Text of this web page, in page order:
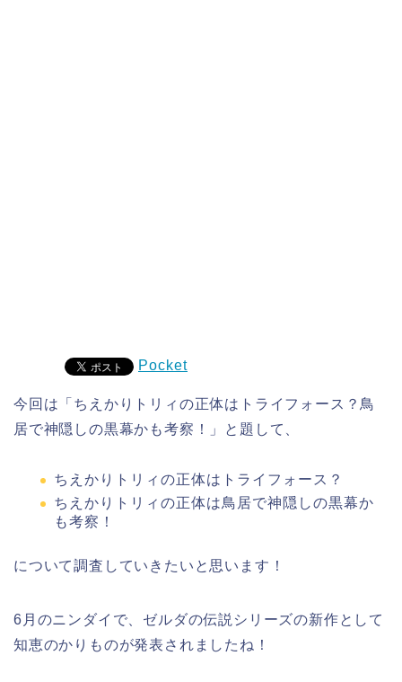
Pocket
今回は「ちえかりトリィの正体はトライフォース？鳥
居で神隠しの黒幕かも考察！」と題して、
ちえかりトリィの正体はトライフォース？
ちえかりトリィの正体は鳥居で神隠しの黒幕か
も考察！
について調査していきたいと思います！
6月のニンダイで、ゼルダの伝説シリーズの新作として
知恵のかりものが発表されましたね！